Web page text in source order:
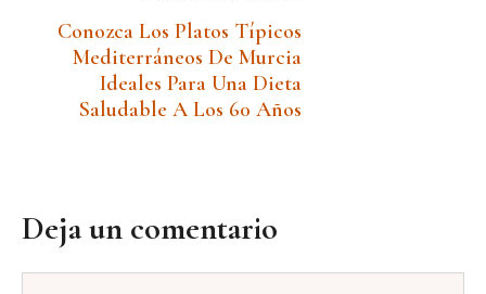
Conozca Los Platos Típicos
Mediterráneos De Murcia
Ideales Para Una Dieta
Saludable A Los 60 Años
Deja un comentario